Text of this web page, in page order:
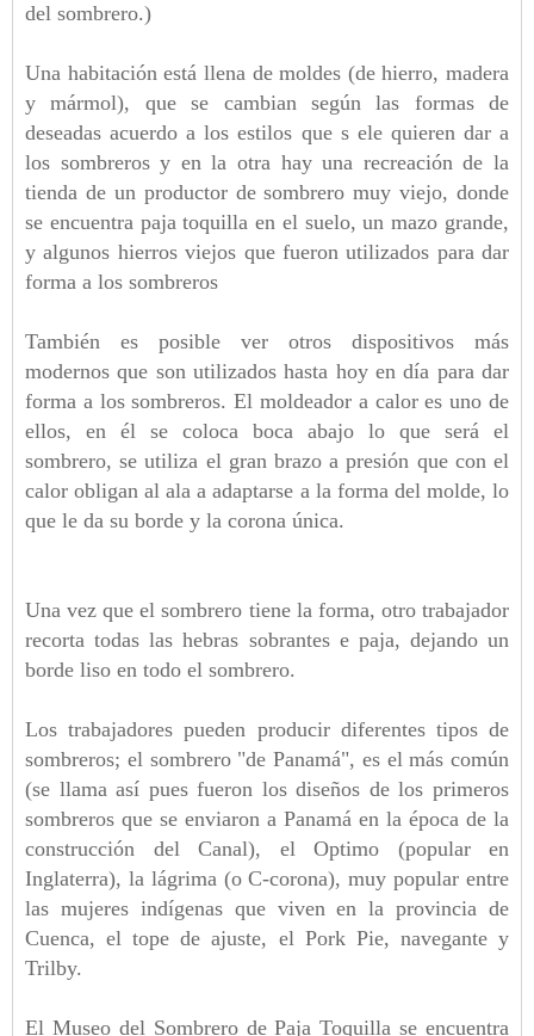
del sombrero.)
Una habitación está llena de moldes (de hierro, madera
y mármol), que se cambian según las formas de
deseadas acuerdo a los estilos que s ele quieren dar a
los sombreros y en la otra hay una recreación de la
tienda de un productor de sombrero muy viejo, donde
se encuentra paja toquilla en el suelo, un mazo grande,
y algunos hierros viejos que fueron utilizados para dar
forma a los sombreros
También es posible ver otros dispositivos más
modernos que son utilizados hasta hoy en día para dar
forma a los sombreros. El moldeador a calor es uno de
ellos, en él se coloca boca abajo lo que será el
sombrero, se utiliza el gran brazo a presión que con el
calor obligan al ala a adaptarse a la forma del molde, lo
que le da su borde y la corona única.
Una vez que el sombrero tiene la forma, otro trabajador
recorta todas las hebras sobrantes e paja, dejando un
borde liso en todo el sombrero.
Los trabajadores pueden producir diferentes tipos de
sombreros; el sombrero "de Panamá", es el más común
(se llama así pues fueron los diseños de los primeros
sombreros que se enviaron a Panamá en la época de la
construcción del Canal), el Optimo (popular en
Inglaterra), la lágrima (o C-corona), muy popular entre
las mujeres indígenas que viven en la provincia de
Cuenca, el tope de ajuste, el Pork Pie, navegante y
Trilby.
El Museo del Sombrero de Paja Toquilla se encuentra